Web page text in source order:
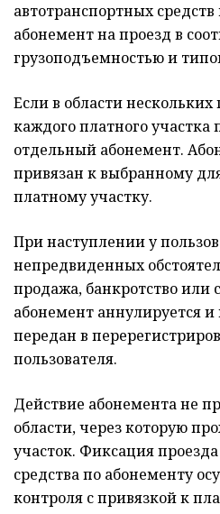
автотранспортных
абонемент на проезд в
грузоподъемностью и
Если в области
каждого платного участка
отдельный абонемент.
привязан к выбранному
платному участку.
При наступлении у
непредвиденных
продажа, банкротство или
абонемент аннулируется
передан в
пользователя.
Действие абонемента не
области, через которую
участок. Фиксация
средства по абонементу
контроля с привязкой к